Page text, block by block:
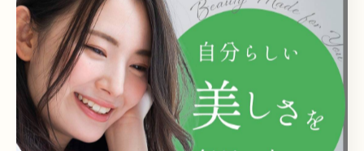
美容室の学割やクーポンでさらにお得に利用
学生の方や初めて利用する方は、美容室の学割やクーポ
ンを積極的に活用しましょう。西葛西周辺の美容室で
は、学生証提示でカットやカラーが割引になる学割メニ
ューや、予約サイト限定のクーポンなど、さまざまな特